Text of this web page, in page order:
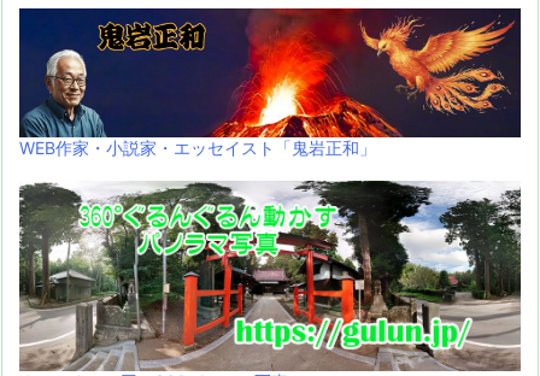
WEB作家・小説家・エッセイスト「鬼岩正和」